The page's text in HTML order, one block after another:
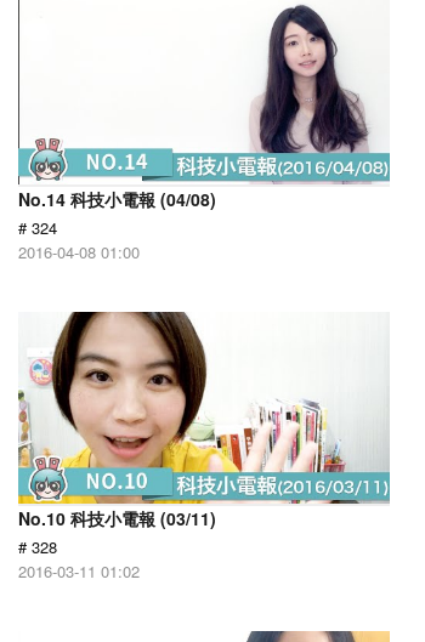
No.14 科技小電報 (04/08)
# 324
2016-04-08 01:00
No.10 科技小電報 (03/11)
# 328
2016-03-11 01:02